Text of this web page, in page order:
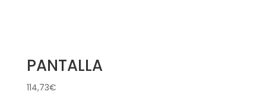
PANTALLA
114,73€